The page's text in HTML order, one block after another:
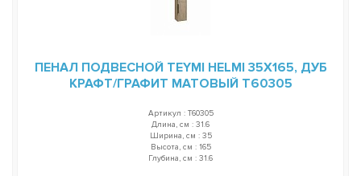
ПЕНАЛ ПОДВЕСНОЙ TEYMI HELMI 35Х165, ДУБ
КРАФТ/ГРАФИТ МАТОВЫЙ T60305
Артикул : T60305
Длина, см : 31.6
Ширина, см : 35
Высота, см : 165
Глубина, см : 31.6